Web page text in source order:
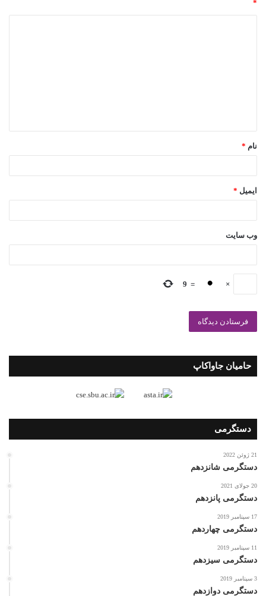
*
نام *
ایمیل *
وب‌ سایت
×
=
9
حامیان جاواکاپ
دستگرمی
21 ژوئن 2022
دستگرمی شانزدهم
20 جولای 2021
دستگرمی پانزدهم
17 سپتامبر 2019
دستگرمی چهاردهم
11 سپتامبر 2019
دستگرمی سیزدهم
3 سپتامبر 2019
دستگرمی دوازدهم